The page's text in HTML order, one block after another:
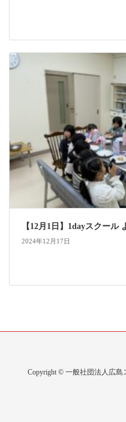
【12月1日】1dayスクー
2024年12月17日
Copyright © 一般社団法人広島